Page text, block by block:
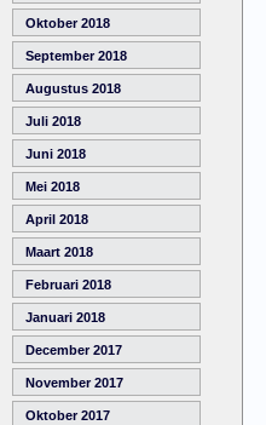
Oktober 2018
September 2018
Augustus 2018
Juli 2018
Juni 2018
Mei 2018
April 2018
Maart 2018
Februari 2018
Januari 2018
December 2017
November 2017
Oktober 2017